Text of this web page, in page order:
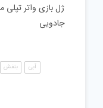
جادویی
آبی بنفش